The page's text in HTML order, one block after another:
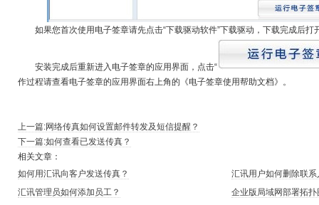
如果您首次使用电子签章请先点击“下载驱动软件”下载驱动，下载完成后打
安装完成后重新进入电子签章的应用界面，点击“
作过程请查看电子签章的应用界面右上角的《电子签章使用帮助文档》。
上一篇:网络传真如何设置邮件转发及短信提醒？
下一篇:如何查看已发送传真？
相关文章：
如何用汇讯向客户发送传真？
汇讯用户如何删除联系
汇讯管理员如何添加员工？
企业版局域网部署拓